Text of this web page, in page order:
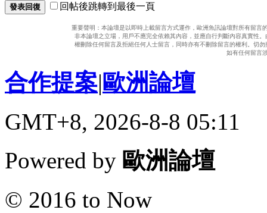
發表回復 回帖後跳轉到最後一頁
重要聲明：本論壇是以即時上載留言方式運作，歐洲魚訊論壇對所有留
非本論壇之立場，用戶不應完全依賴其內容，並應自行判斷內容真實性
權刪除任何留言及拒絕任何人士留言，同時亦有不刪除留言的權利。切
如有任何留言
合作提案|歐洲論壇
GMT+8, 2026-8-8 05:11
Powered by 歐洲論壇
© 2016 to Now